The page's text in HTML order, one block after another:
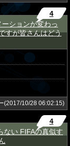
ションが変わっ
すが皆さんはどう
4
(2017/10/28 06:02:15)
ない FIFAの真似す
4